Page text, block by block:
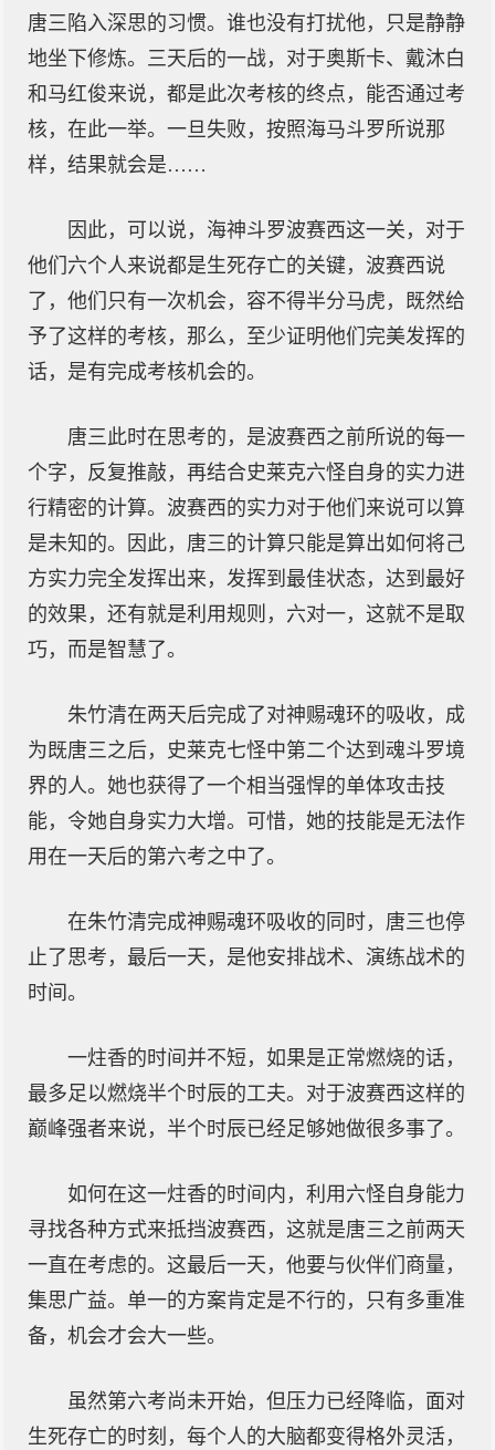
唐三陷入深思的习惯。谁也没有打扰他，只是静静
地坐下修炼。三天后的一战，对于奥斯卡、戴沐白
和马红俊来说，都是此次考核的终点，能否通过考
核，在此一举。一旦失败，按照海马斗罗所说那
样，结果就会是……
因此，可以说，海神斗罗波赛西这一关，对于
他们六个人来说都是生死存亡的关键，波赛西说
了，他们只有一次机会，容不得半分马虎，既然给
予了这样的考核，那么，至少证明他们完美发挥的
话，是有完成考核机会的。
唐三此时在思考的，是波赛西之前所说的每一
个字，反复推敲，再结合史莱克六怪自身的实力进
行精密的计算。波赛西的实力对于他们来说可以算
是未知的。因此，唐三的计算只能是算出如何将己
方实力完全发挥出来，发挥到最佳状态，达到最好
的效果，还有就是利用规则，六对一，这就不是取
巧，而是智慧了。
朱竹清在两天后完成了对神赐魂环的吸收，成
为既唐三之后，史莱克七怪中第二个达到魂斗罗境
界的人。她也获得了一个相当强悍的单体攻击技
能，令她自身实力大增。可惜，她的技能是无法作
用在一天后的第六考之中了。
在朱竹清完成神赐魂环吸收的同时，唐三也停
止了思考，最后一天，是他安排战术、演练战术的
时间。
一炷香的时间并不短，如果是正常燃烧的话，
最多足以燃烧半个时辰的工夫。对于波赛西这样的
巅峰强者来说，半个时辰已经足够她做很多事了。
如何在这一炷香的时间内，利用六怪自身能力
寻找各种方式来抵挡波赛西，这就是唐三之前两天
一直在考虑的。这最后一天，他要与伙伴们商量，
集思广益。单一的方案肯定是不行的，只有多重准
备，机会才会大一些。
虽然第六考尚未开始，但压力已经降临，面对
生死存亡的时刻，每个人的大脑都变得格外灵活，